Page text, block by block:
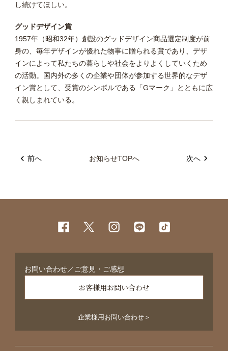
し続けてほしい。
グッドデザイン賞
1957年（昭和32年）創設のグッドデザイン商品選定制度が前
身の、毎年デザインが優れた物事に贈られる賞であり、デザ
インによって私たちの暮らしや社会をよりよくしていくため
の活動。国内外の多くの企業や団体が参加する世界的なデザ
イン賞として、受賞のシンボルである「Gマーク」とともに広
く親しまれている。
前へ お知らせTOPへ 次へ
お問い合わせ／ご意見・ご感想
お客様用お問い合わせ
企業様用お問い合わせ＞